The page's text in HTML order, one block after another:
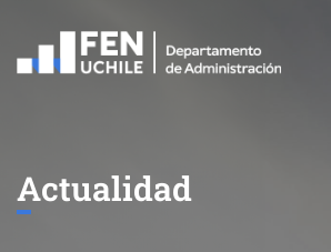
Actualidad